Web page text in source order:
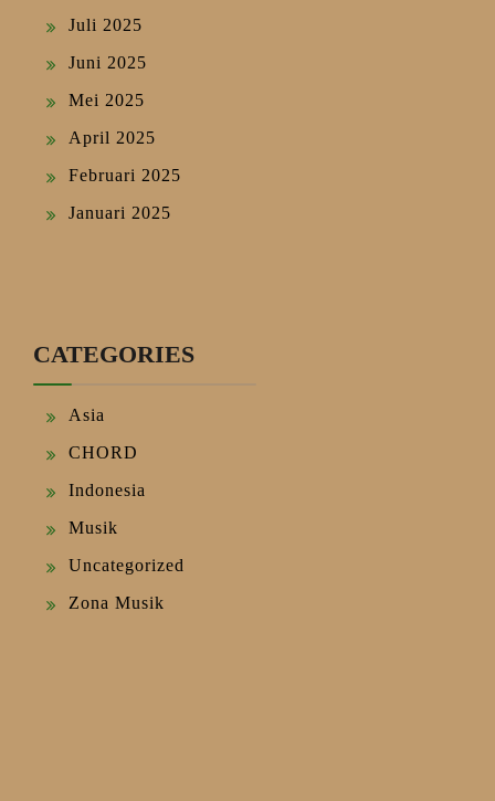
Juli 2025
Juni 2025
Mei 2025
April 2025
Februari 2025
Januari 2025
CATEGORIES
Asia
CHORD
Indonesia
Musik
Uncategorized
Zona Musik